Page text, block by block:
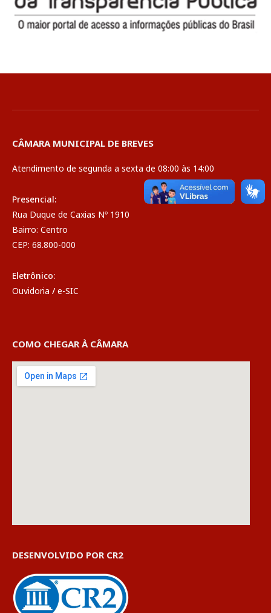
CÂMARA MUNICIPAL DE BREVES
Atendimento de segunda a sexta de 08:00 às 14:00
Presencial:
Rua Duque de Caxias Nº 1910
Bairro: Centro
CEP: 68.800-000
Eletrônico:
Ouvidoria / e-SIC
COMO CHEGAR À CÂMARA
DESENVOLVIDO POR CR2